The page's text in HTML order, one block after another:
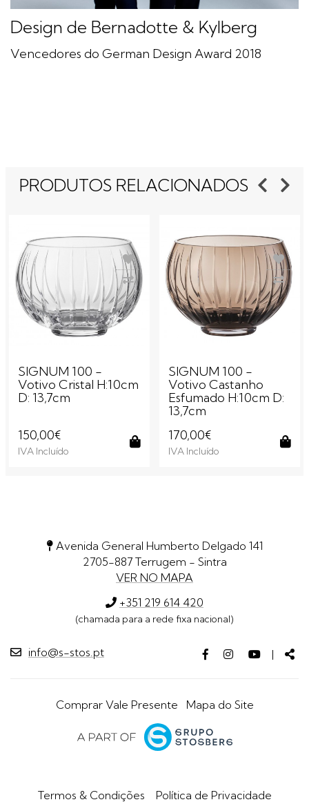
Design de Bernadotte & Kylberg
Vencedores do German Design Award 2018
PRODUTOS RELACIONADOS
SIGNUM 100 -
Votivo Cristal H:10cm
D: 13,7cm
150,00€
IVA Incluído Comprar
SIGNUM 100 -
Votivo Castanho
Esfumado H:10cm D:
13,7cm
170,00€
IVA Incluído
Avenida General Humberto Delgado 141
2705-887 Terrugem - Sintra
VER NO MAPA
+351 219 614 420
(chamada para a rede fixa nacional)
info@s-stos.pt
Facebook
InstagramYoutube
|
Comprar Vale Presente Mapa do Site
Termos & Condições Política de Privacidade